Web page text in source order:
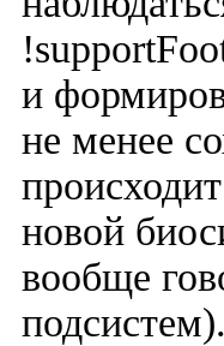
и
не менее
новой
вообще
подсистем).